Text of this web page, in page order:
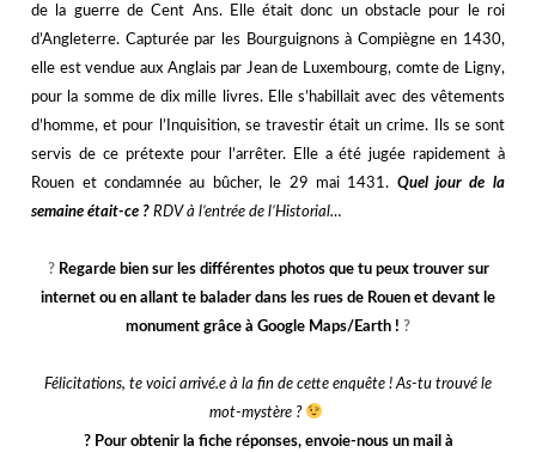
de la guerre de Cent Ans.
Elle était donc un obstacle pour le roi
d’Angleterre. Capturée par les Bourguignons à Compiègne en 1430,
elle est vendue aux Anglais par Jean de Luxembourg, comte de Ligny,
pour la somme de dix mille livres. Elle s’habillait avec des vêtements
d’homme, et pour l’Inquisition, se travestir était un crime. Ils se sont
servis de ce prétexte pour l’arrêter. Elle a été jugée rapidement à
Rouen et condamnée au bûcher, le 29 mai 1431. Quel jour de la
semaine était-ce ?RDV à l’entrée de l’Historial…
?️ Regarde bien sur les différentes photos que tu peux trouver sur
internet ou en allant te balader dans les rues de Rouen et devant le
monument grâce à Google Maps/Earth ! ?️
Félicitations, te voici arrivé.e à la fin de cette enquête ! As-tu trouvé le
mot-mystère ?
?️ Pour obtenir la fiche réponses, envoie-nous un mail à